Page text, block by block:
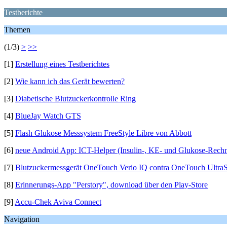
Testberichte
Themen
(1/3) > >>
[1] Erstellung eines Testberichtes
[2] Wie kann ich das Gerät bewerten?
[3] Diabetische Blutzuckerkontrolle Ring
[4] BlueJay Watch GTS
[5] Flash Glukose Messsystem FreeStyle Libre von Abbott
[6] neue Android App: ICT-Helper (Insulin-, KE- und Glukose-
[7] Blutzuckermessgerät OneTouch Verio IQ contra OneTouch
[8] Erinnerungs-App "Perstory", download über den Play-Store
[9] Accu-Chek Aviva Connect
Navigation